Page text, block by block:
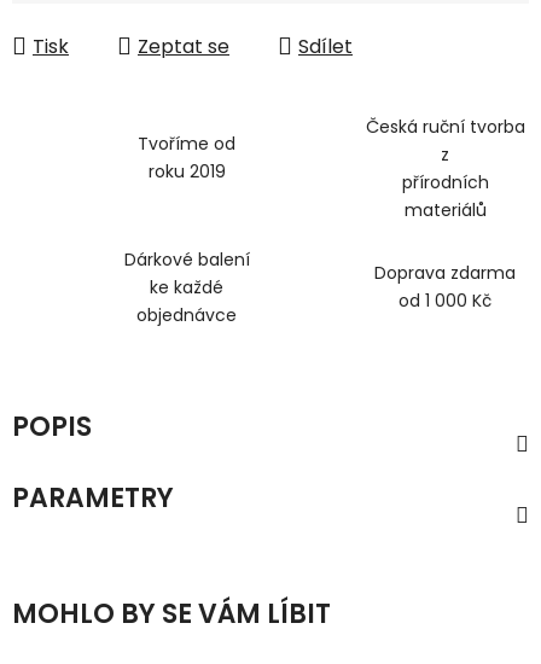
Tisk
Zeptat se Sdílet
Tvoříme od
roku 2019
Česká ruční tvorba
z
přírodních
materiálů
Dárkové balení
ke každé
objednávce
Doprava zdarma
od 1 000 Kč
POPIS
PARAMETRY
MOHLO BY SE VÁM LÍBIT